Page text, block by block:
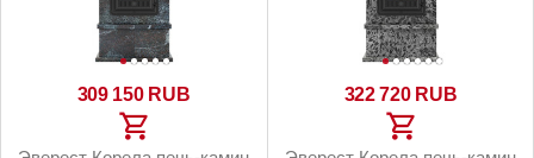
309 150 RUB 322 720 RUB